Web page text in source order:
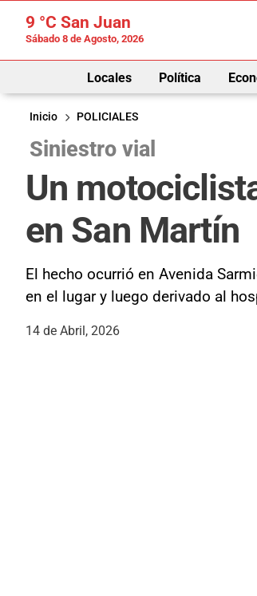
9 °C San Juan
Sábado 8 de Agosto, 2026
Locales Política
Inicio
POLICIALES
Siniestro vial
Un
en San Martín
El hecho ocurrió en Avenida
en el lugar y luego derivado al
14 de Abril, 2026